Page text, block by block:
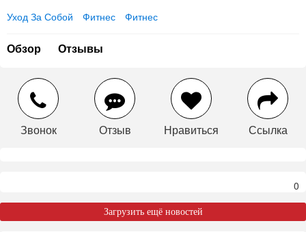
Уход За Собой Фитнес Фитнес
Обзор Отзывы
Звонок Отзыв Нравиться Ссылка
0
Загрузить ещё новостей